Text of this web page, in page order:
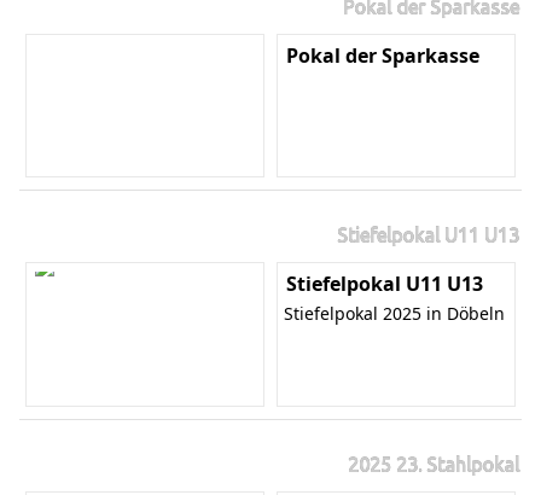
Pokal der Sparkasse
Pokal der Sparkasse
Stiefelpokal U11 U13
Stiefelpokal U11 U13
Stiefelpokal 2025 in Döbeln
2025 23. Stahlpokal